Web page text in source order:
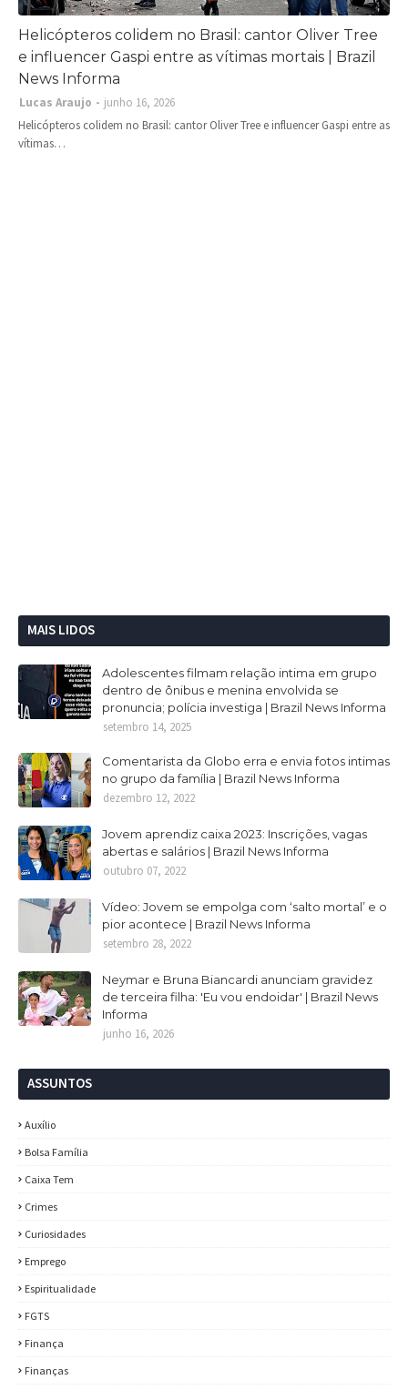
Helicópteros colidem no Brasil: cantor Oliver Tree
e influencer Gaspi entre as vítimas mortais | Brazil
News Informa
Lucas Araujo
junho 16, 2026
Helicópteros colidem no Brasil: cantor Oliver Tree e influencer Gaspi entre as
vítimas…
MAIS LIDOS
Adolescentes filmam relação intima em grupo
dentro de ônibus e menina envolvida se
pronuncia; polícia investiga | Brazil News Informa
setembro 14, 2025
Comentarista da Globo erra e envia fotos intimas
no grupo da família | Brazil News Informa
dezembro 12, 2022
Jovem aprendiz caixa 2023: Inscrições, vagas
abertas e salários | Brazil News Informa
outubro 07, 2022
Vídeo: Jovem se empolga com ‘salto mortal’ e o
pior acontece | Brazil News Informa
setembro 28, 2022
Neymar e Bruna Biancardi anunciam gravidez
de terceira filha: 'Eu vou endoidar' | Brazil News
Informa
junho 16, 2026
ASSUNTOS
Auxílio
Bolsa Família
Caixa Tem
Crimes
Curiosidades
Emprego
Espiritualidade
FGTS
Finança
Finanças